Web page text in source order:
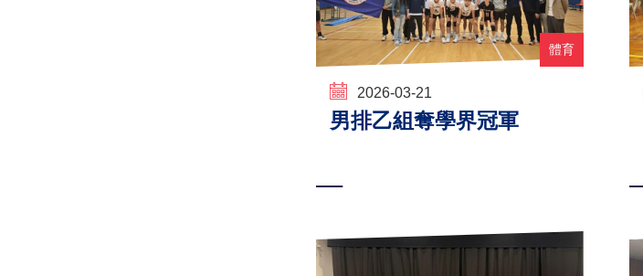
體育
2026-03-21
男排乙組奪學界冠軍